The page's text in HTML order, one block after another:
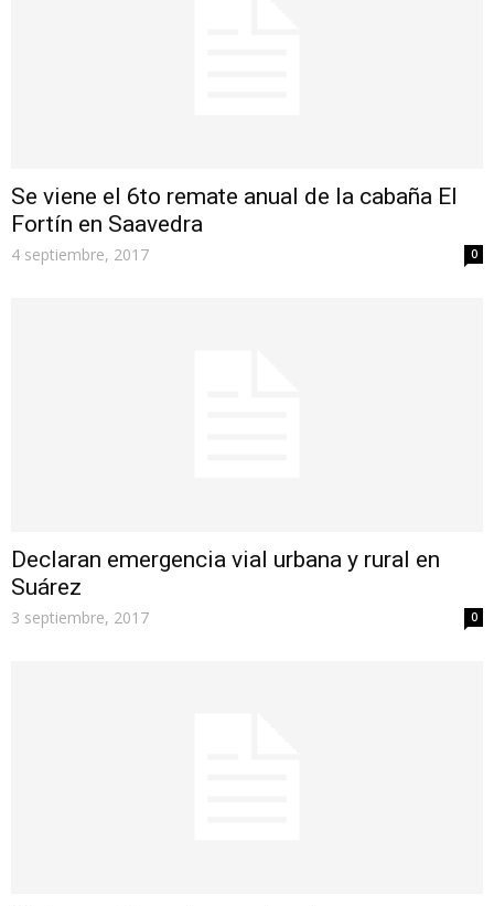
Se viene el 6to remate anual de la cabaña El
Fortín en Saavedra
4 septiembre, 2017 0
Declaran emergencia vial urbana y rural en
Suárez
3 septiembre, 2017 0